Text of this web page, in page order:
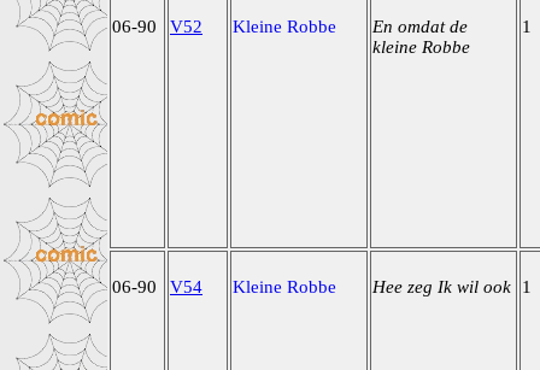
06-90 V52 Kleine Robbe
En omdat de
kleine Robbe
1
06-90 V54 Kleine Robbe Hee zeg Ik wil ook 1